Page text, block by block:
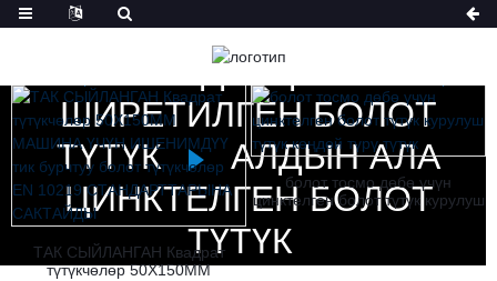
ПРОДУКЦИЯЛАР
ШИРЕТИЛГЕН БОЛОТ
ТҮТҮК
АЛДЫН АЛА
ЦИНКТЕЛГЕН БОЛОТ
ТҮТҮК
ТАК СЫЙЛАНГАН Квадрат
түтүкчөлөр 50X150MM
болот тосмо дөбө үчүн
цинктелген болот түтүк курулуш